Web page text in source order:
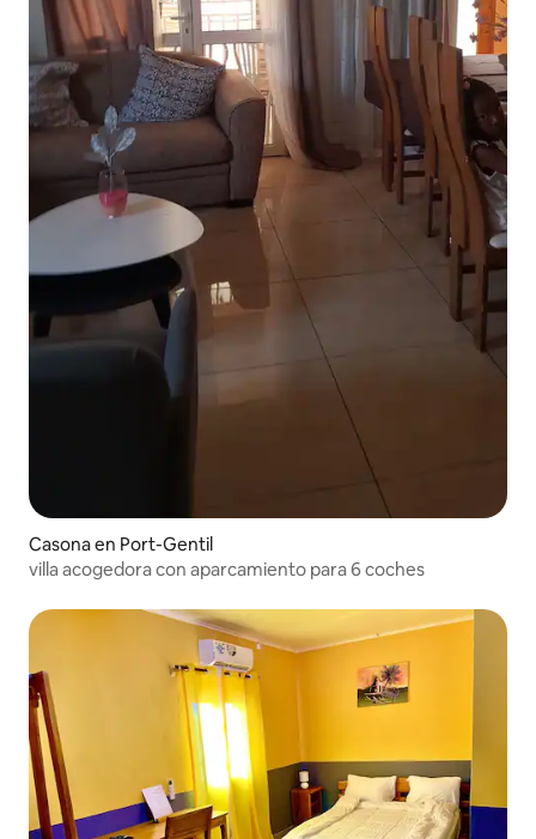
Casona en Port-Gentil
villa acogedora con aparcamiento para 6 coches